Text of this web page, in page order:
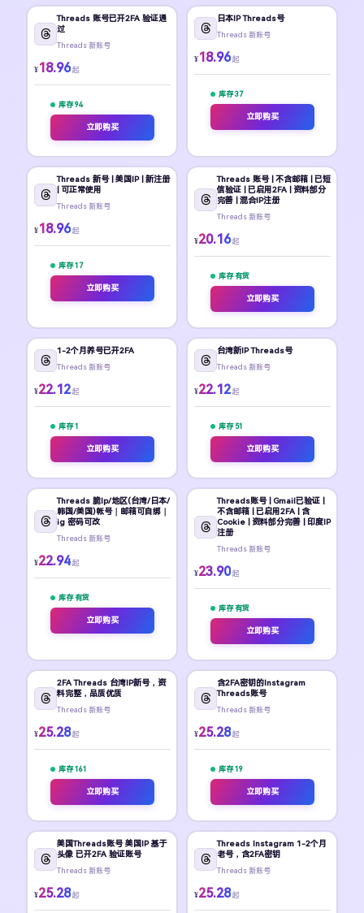
Threads 账号已开2FA 验证通
过
Threads 新账号
¥18.96 起
库存 94
立即购买
日本IP Threads号
Threads 新账号
¥18.96 起
库存 37
立即购买
Threads 新号 | 美国IP | 新注册
| 可正常使用
Threads 新账号
¥18.96 起
库存 17
立即购买
Threads 账号 | 不含邮箱 | 已短
信验证 | 已启用2FA | 资料部分
完善 | 混合IP注册
Threads 新账号
¥20.16 起
库存 有货
立即购买
1-2个月养号已开2FA
Threads 新账号
¥22.12 起
库存 1
立即购买
台湾新IP Threads号
Threads 新账号
¥22.12 起
库存 51
立即购买
Threads 脆Ip/地区(台湾/日本/
韩国/美国)帐号｜邮箱可自绑｜
ig 密码可改
Threads 新账号
¥22.94 起
库存 有货
立即购买
Threads账号 | Gmail已验证 |
不含邮箱 | 已启用2FA | 含
Cookie | 资料部分完善 | 印度IP
注册
Threads 新账号
¥23.90 起
库存 有货
立即购买
2FA Threads 台湾IP新号，资
料完整，品质优质
Threads 新账号
¥25.28 起
库存 161
立即购买
含2FA密钥的Instagram
Threads账号
Threads 新账号
¥25.28 起
库存 19
立即购买
美国Threads账号 美国IP 基于
头像 已开2FA 验证账号
Threads 新账号
¥25.28 起
Threads Instagram 1-2个月
老号，含2FA密钥
Threads 新账号
¥25.28 起